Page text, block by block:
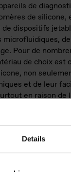
Details
de
de silicone,
de dispositifs
microfluidiques,
Pour de
de choix est
non
et de leur
en raison de